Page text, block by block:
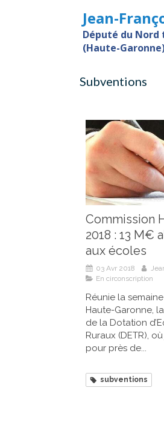
Jean-
Député du Nord
(Haute-
Subventions
Commission
2018 : 13 M€
aux écoles
03 Avr 2018
En circonscription
Réunie la
Haute-Garonne,
de la Dotation
Ruraux (DETR),
pour près de...
subventions